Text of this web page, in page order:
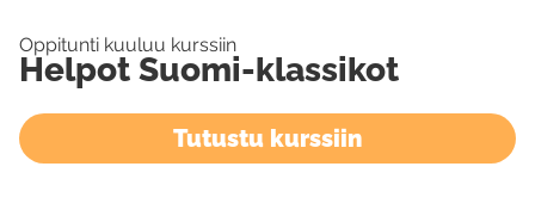
Oppitunti kuuluu kurssiin
Helpot Suomi-klassikot
Tutustu kurssiin